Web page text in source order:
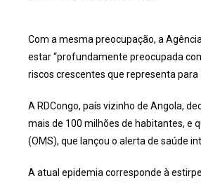
Com a mesma preocupação, a
estar “profundamente preocupada
riscos crescentes que representa para
A RDCongo, país vizinho de Angola,
mais de 100 milhões de habitantes, e
(OMS), que lançou o alerta de saúde
A atual epidemia corresponde à